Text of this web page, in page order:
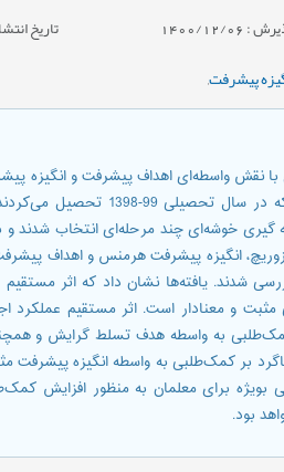
12/06 تاریخ انتشار :
پیشرفت,
نقش واسطه‌ای اهداف پیشرفت و انگیزه
گیری خوشه‌ای چند مرحله‌ای انتخاب شدند
انگیزه پیشرفت هرمنس و اهداف
شدند. یافته‌ها نشان داد که اثر مستقیم
و معنادار است. اثر مستقیم عملکرد
کمک‌طلبی به واسطه هدف تسلط گرایش و
بر کمک‌طلبی به واسطه انگیزه پیشرفت
برای معلمان به منظور افزایش
بود.